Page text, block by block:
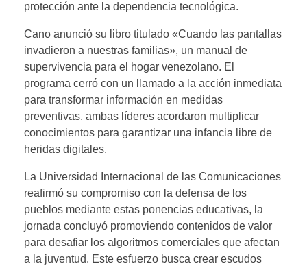
protección ante la dependencia tecnológica.
Cano anunció su libro titulado «Cuando las pantallas
invadieron a nuestras familias», un manual de
supervivencia para el hogar venezolano. El
programa cerró con un llamado a la acción inmediata
para transformar información en medidas
preventivas, ambas líderes acordaron multiplicar
conocimientos para garantizar una infancia libre de
heridas digitales.
La Universidad Internacional de las Comunicaciones
reafirmó su compromiso con la defensa de los
pueblos mediante estas ponencias educativas, la
jornada concluyó promoviendo contenidos de valor
para desafiar los algoritmos comerciales que afectan
a la juventud. Este esfuerzo busca crear escudos